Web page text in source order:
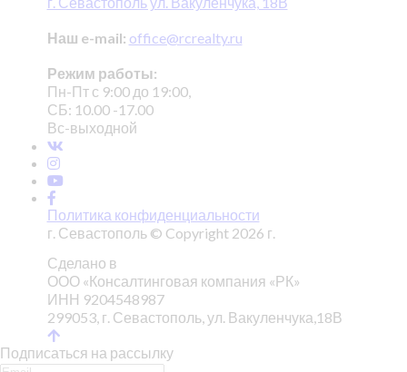
Наш e-mail: office@rcrealty.ru
Режим работы:
Пн-Пт с 9:00 до 19:00,
СБ: 10.00 -17.00
Вс-выходной
Политика конфиденциальности
г. Севастополь © Copyright 2026 г.
Сделано в
ООО «Консалтинговая компания «РК»
ИНН 9204548987
299053, г. Севастополь, ул. Вакуленчука,18В
Подписаться на рассылку